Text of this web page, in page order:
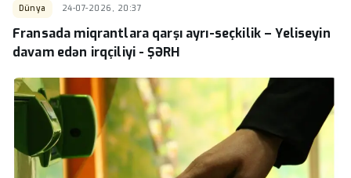
Dünya 24-07-2026, 20:37
Fransada miqrantlara qarşı ayrı-seçkilik – Yeliseyin
davam edən irqçiliyi - ŞƏRH